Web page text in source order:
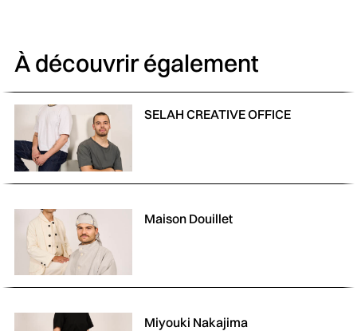
À découvrir également
SELAH CREATIVE OFFICE
Maison Douillet
Miyouki Nakajima